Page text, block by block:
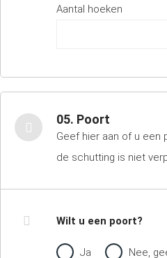
Aantal hoeken
05. Poort
Geef hier aan of u een
de schutting is niet
Wilt u een poort?
Ja Nee,